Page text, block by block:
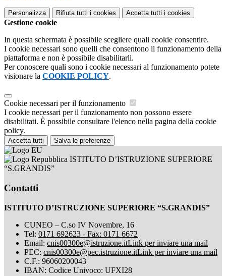
Personalizza Rifiuta tutti i cookies Accetta tutti i cookies
Gestione cookie
In questa schermata è possibile scegliere quali cookie consentire.
I cookie necessari sono quelli che consentono il funzionamento della
piattaforma e non è possibile disabilitarli.
Per conoscere quali sono i cookie necessari al funzionamento potete
visionare la COOKIE POLICY.
Cookie necessari per il funzionamento
I cookie necessari per il funzionamento non possono essere
disabilitati. È possibile consultare l'elenco nella pagina della cookie
policy.
Accetta tutti Salva le preferenze
ISTITUTO D’ISTRUZIONE SUPERIORE
“S.GRANDIS”
Contatti
ISTITUTO D’ISTRUZIONE SUPERIORE “S.GRANDIS”
CUNEO – C.so IV Novembre, 16
Tel: 0171 692623 - Fax: 0171 6672
Email: cnis00300e@istruzione.itLink per inviare una mail
PEC: cnis00300e@pec.istruzione.itLink per inviare una mail
C.F.: 96060200043
IBAN: Codice Univoco: UFXI28